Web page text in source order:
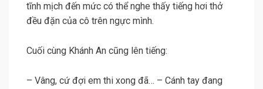
tĩnh mịch đến mức có thể nghe thấy tiếng hơi thở
đều đặn của cô trên ngực mình.
Cuối cùng Khánh An cũng lên tiếng:
– Vâng, cứ đợi em thi xong đã… – Cánh tay đang